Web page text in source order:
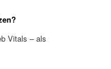
Vitals – als